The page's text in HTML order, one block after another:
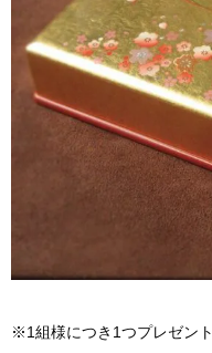
※1組様につき1つプレゼント